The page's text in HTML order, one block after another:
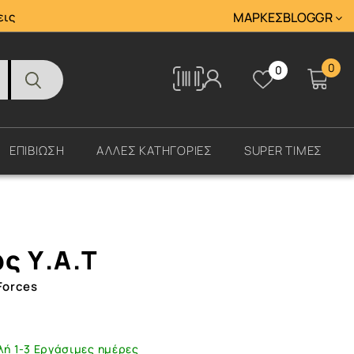
Tracking ΜΆΡΚΕΣBLOGGR
Tracking 0 0
ΕΠΙΒΙΩΣΗ ΑΛΛΕΣ ΚΑΤΗΓΟΡΙΕΣ SUPER ΤΙΜΕΣ
Υ.Α.Τ
1-3 Εργάσιμες ημέρες